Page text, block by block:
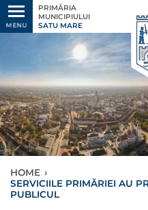
MENU
PRIMĂRIA
MUNICIPIULUI
SATU MARE
HOME ›
SERVICIILE PRIMĂRIEI AU
PUBLICUL